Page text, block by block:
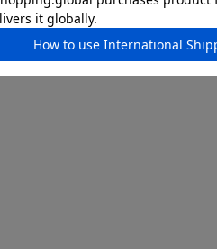
） デ
18g
)